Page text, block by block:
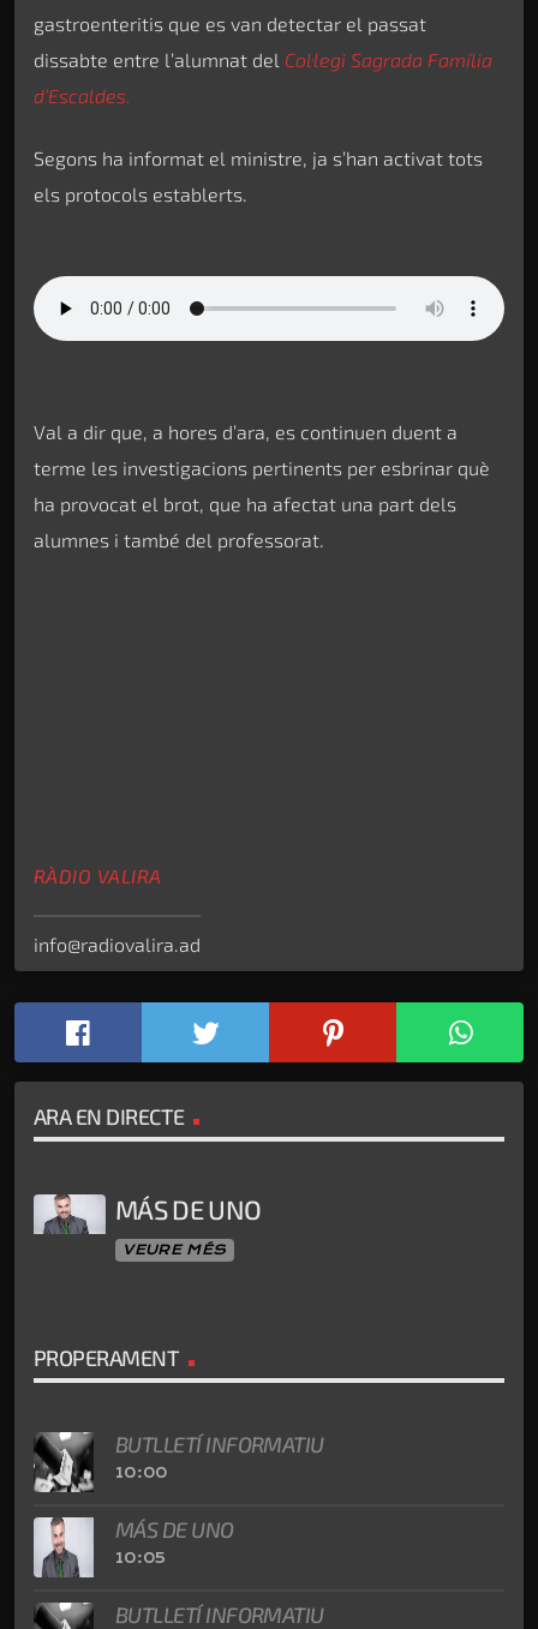
gastroenteritis que es van detectar el passat
dissabte entre l’alumnat del Col·legi Sagrada Família
d’Escaldes.
Segons ha informat el ministre, ja s’han activat tots
els protocols establerts.
Val a dir que, a hores d’ara, es continuen duent a
terme les investigacions pertinents per esbrinar què
ha provocat el brot, que ha afectat una part dels
alumnes i també del professorat.
RÀDIO VALIRA
info@radiovalira.ad
ARA EN DIRECTE
MÁS DE UNO
VEURE MÉS
PROPERAMENT
BUTLLETÍ INFORMATIU
10:00
MÁS DE UNO
10:05
BUTLLETÍ INFORMATIU